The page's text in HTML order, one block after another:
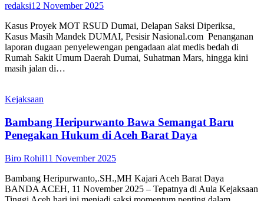
redaksi12 November 2025
Kasus Proyek MOT RSUD Dumai, Delapan Saksi Diperiksa,
Kasus Masih Mandek DUMAI, Pesisir Nasional.com Penanganan
laporan dugaan penyelewengan pengadaan alat medis bedah di
Rumah Sakit Umum Daerah Dumai, Suhatman Mars, hingga kini
masih jalan di…
Kejaksaan
Bambang Heripurwanto Bawa Semangat Baru
Penegakan Hukum di Aceh Barat Daya
Biro Rohil11 November 2025
Bambang Heripurwanto,.SH.,MH Kajari Aceh Barat Daya
BANDA ACEH, 11 November 2025 – Tepatnya di Aula Kejaksaan